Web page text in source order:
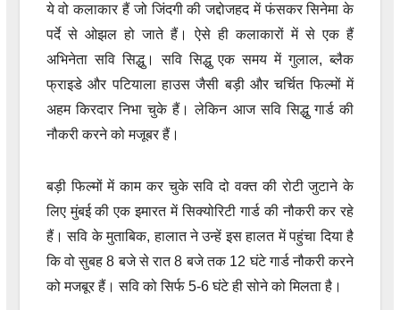
ये वो कलाकार हैं जो जिंदगी की जद्दोजहद में फंसकर सिनेमा के
पर्दे से ओझल हो जाते हैं। ऐसे ही कलाकारों में से एक हैं
अभिनेता सवि सिद्धु। सवि सिद्धु एक समय में गुलाल, ब्लैक
फ्राइडे और पटियाला हाउस जैसी बड़ी और चर्चित फिल्मों में
अहम किरदार निभा चुके हैं। लेकिन आज सवि सिद्धु गार्ड की
नौकरी करने को मजूबर हैं।
बड़ी फिल्मों में काम कर चुके सवि दो वक्त की रोटी जुटाने के
लिए मुंबई की एक इमारत में सिक्योरिटी गार्ड की नौकरी कर रहे
हैं। सवि के मुताबिक, हालात ने उन्हें इस हालत में पहुंचा दिया है
कि वो सुबह 8 बजे से रात 8 बजे तक 12 घंटे गार्ड नौकरी करने
को मजबूर हैं। सवि को सिर्फ 5-6 घंटे ही सोने को मिलता है।